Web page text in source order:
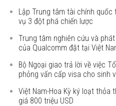
Lập Trung tâm tài chính
vụ 3 đột phá chiến lược
Trung tâm nghiên cứu và
của Qualcomm đặt tại Việt
Bộ Ngoại giao trả lời về việc
phỏng vấn cấp visa cho sinh
Việt Nam-Hoa Kỳ ký loạt
giá 800 triệu USD